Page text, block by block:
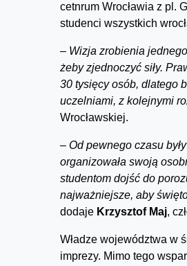
cetnrum Wrocławia z pl.
studenci wszystkich
– Wizja zrobienia
żeby zjednoczyć siły.
30 tysięcy osób, dlatego
uczelniami, z kolejnymi
Wrocławskiej.
– Od pewnego czasu
organizowała swoją
studentom dojść do
najważniejsze, aby
dodaje Krzysztof Maj,
Władze województwa w
imprezy. Mimo tego